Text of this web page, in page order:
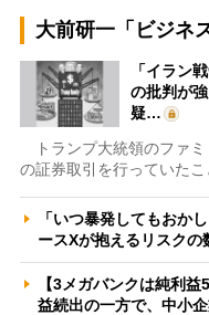
大前研一「ビジネ
「イラン
の批判が
疑…
トランプ大統領のファミ
の証券取引を行っていた
「いつ暴発してもおか
ースXが抱えるリスク
【3メガバンクは純利
益続出の一方で、中小